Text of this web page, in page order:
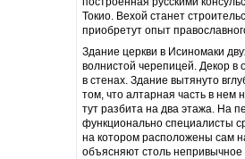
Токио. Вехой станет
приобретут опыт
Здание церкви в Исиномаки
волнистой черепицей. Декор
в стенах. Здание вытянуто
том, что алтарная часть в нем
тут разбита на два этажа. На
функционально специалисты
на котором расположены сам
объясняют столь